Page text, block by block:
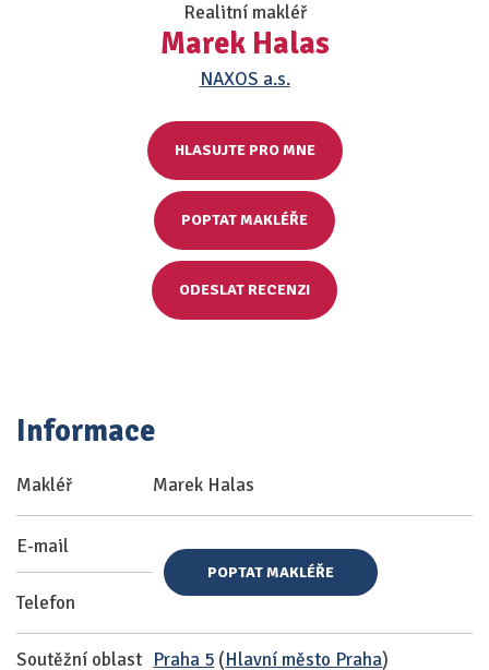
Realitní makléř
Marek Halas
NAXOS a.s.
HLASUJTE PRO MNE
POPTAT MAKLÉŘE
ODESLAT RECENZI
Informace
Makléř Marek Halas
E-mail
Telefon
POPTAT MAKLÉŘE
Soutěžní oblast Praha 5 (Hlavní město Praha)